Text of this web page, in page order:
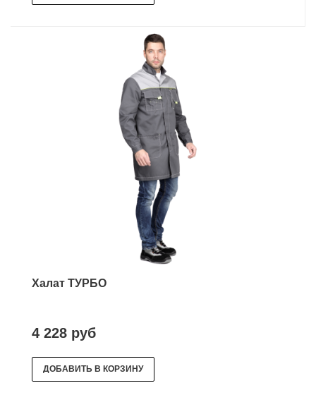
Халат ТУРБО
4 228 руб
ДОБАВИТЬ В КОРЗИНУ